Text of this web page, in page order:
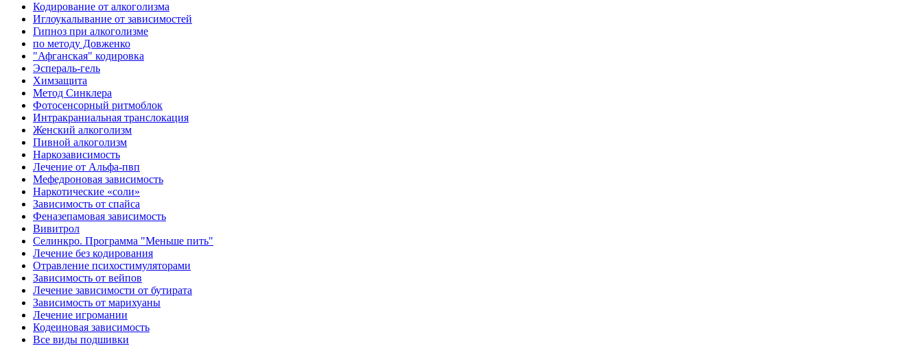
Кодирование от алкоголизма
Иглоукалывание от зависимостей
Гипноз при алкоголизме
по методу Довженко
"Афганская" кодировка
Эспераль-гель
Химзащита
Метод Синклера
Фотосенсорный ритмоблок
Интракраниальная транслокация
Женский алкоголизм
Пивной алкоголизм
Наркозависимость
Лечение от Альфа-пвп
Мефедроновая зависимость
Наркотические «соли»
Зависимость от спайса
Феназепамовая зависимость
Вивитрол
Селинкро. Программа "Меньше пить"
Лечение без кодирования
Отравление психостимуляторами
Зависимость от вейпов
Лечение зависимости от бутирата
Зависимость от марихуаны
Лечение игромании
Кодеиновая зависимость
Все виды подшивки